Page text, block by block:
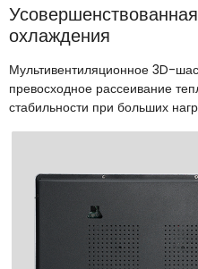
охлаждения
Мультивентиляционное 3D-
превосходное рассеивание
стабильности при больших